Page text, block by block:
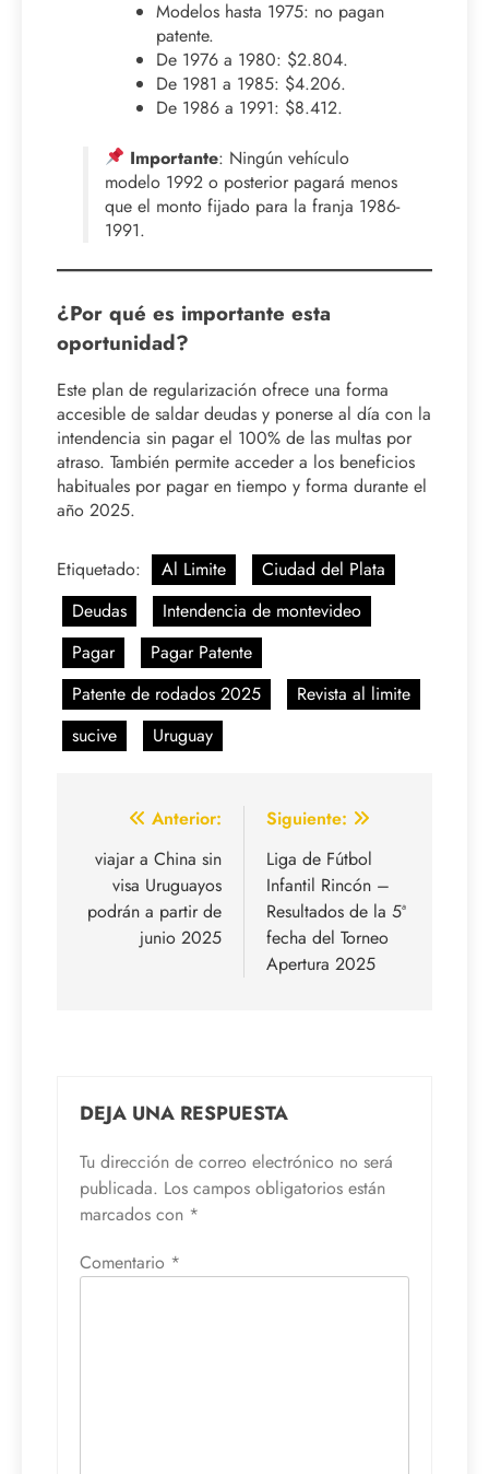
Modelos hasta 1975: no pagan
patente.
De 1976 a 1980: $2.804.
De 1981 a 1985: $4.206.
De 1986 a 1991: $8.412.
Importante: Ningún vehículo
modelo 1992 o posterior pagará menos
que el monto fijado para la franja 1986-
1991.
¿Por qué es importante esta
oportunidad?
Este plan de regularización ofrece una forma
accesible de saldar deudas y ponerse al día con la
intendencia sin pagar el 100% de las multas por
atraso. También permite acceder a los beneficios
habituales por pagar en tiempo y forma durante el
año 2025.
Etiquetado: Al Limite
Ciudad del Plata
Deudas
Intendencia de montevideo
Pagar
Pagar Patente
Patente de rodados 2025
Revista al limite
sucive
Uruguay
Navegación
de
entradas
Anterior:
viajar a China sin
visa Uruguayos
podrán a partir de
junio 2025
Siguiente:
Liga de Fútbol
Infantil Rincón –
Resultados de la 5ª
fecha del Torneo
Apertura 2025
DEJA UNA RESPUESTA
Tu dirección de correo electrónico no será
publicada. Los campos obligatorios están
marcados con *
Comentario *